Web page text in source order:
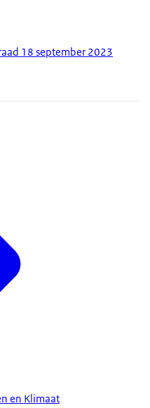
18 september 2023
en Klimaat